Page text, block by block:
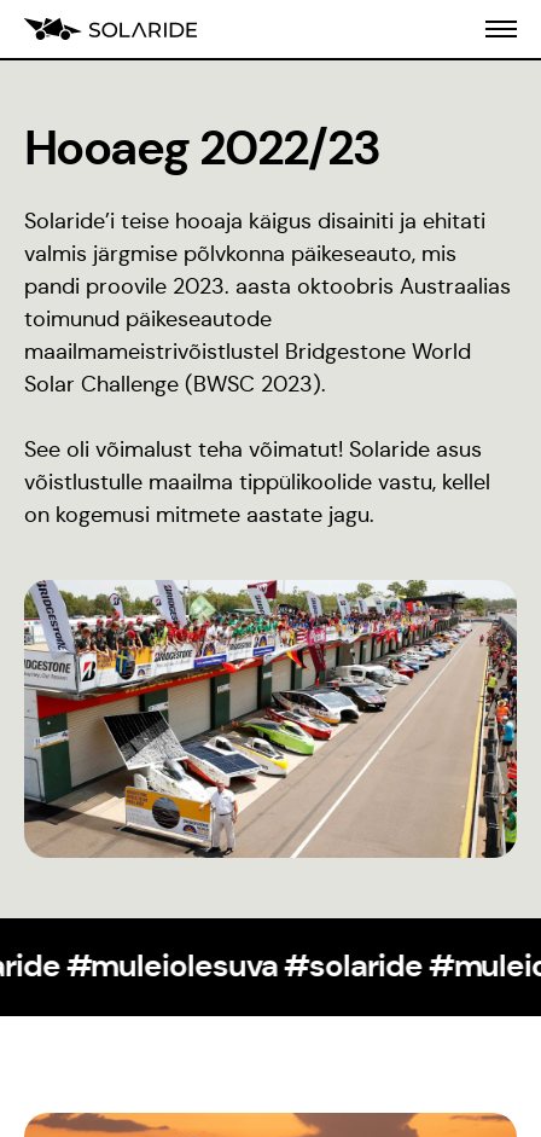
Meist
Koolitusprogramm
Blogi
Inseneeria
populariseerimine
Hooaeg 2022/23
Solaride’i teise hooaja käigus disainiti ja ehitati
valmis järgmise põlvkonna päikeseauto, mis
pandi proovile 2023. aasta oktoobris Austraalias
toimunud päikeseautode
maailmameistrivõistlustel Bridgestone World
Solar Challenge (BWSC 2023).
See oli võimalust teha võimatut! Solaride asus
võistlustulle maailma tippülikoolide vastu, kellel
on kogemusi mitmete aastate jagu.
#solaride #muleiolesuva#solaride